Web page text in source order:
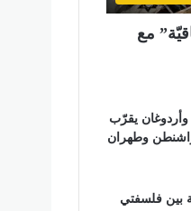
مع
يقرّب
وطهران
بين فلسفتي